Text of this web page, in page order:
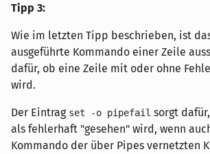
Tipp 3:
Wie im letzten Tipp beschrieben, ist
ausgeführte Kommando einer Zeile
dafür, ob eine Zeile mit oder ohne
wird.
Der Eintrag set -o pipefail sorgt
als fehlerhaft "gesehen" wird, wenn
Kommando der über Pipes vernetzten